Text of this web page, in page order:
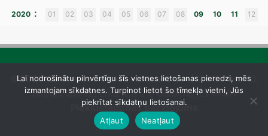
2020 : 01 02 03 04 05 06 07 08 09 10 11 12
©2026 Gulbenes novada vidusskola– [Skolas iela 10,
Skolas iela 12, Līkā iela 21] Gulbene, LV-4401
Piekļūstamības paziņojums
Lai nodrošinātu pilnvērtīgu šīs vietnes lietošanas pieredzi, mēs
izmantojam sīkdatnes. Turpinot lietot šo tīmekļa vietni, Jūs
piekrītat sīkdatņu lietošanai.
Atļaut
Neatļaut